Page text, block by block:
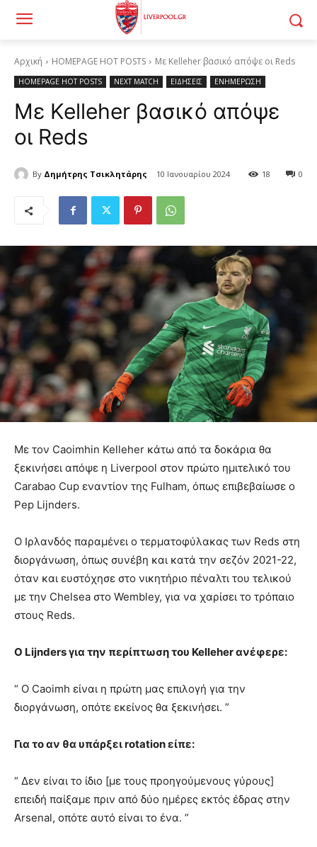
Αρχική HOMEPAGE HOT POSTS Με Kelleher βασικό απόψε οι Reds
HOMEPAGE HOT POSTS NEXT MATCH ΕΙΔΗΣΕΙΣ ΕΝΗΜΕΡΩΣΗ
Με Kelleher βασικό απόψε
οι Reds
By Δημήτρης Τσικλητάρης 10 Ιανουαρίου 2024 0
18
Με τον Caoimhin Kelleher κάτω από τα δοκάρια θα
ξεκινήσει απόψε η Liverpool στον πρώτο ημιτελικό του
Carabao Cup εναντίον της Fulham, όπως επιβεβαίωσε ο
Pep Lijnders.
Ο Ιρλανδός παραμένει ο τερματοφύλακας των Reds στη
διοργάνωση, όπως συνέβη και κατά την σεζόν 2021-22,
όταν και ευστόχησε στο νικητήριο πέναλτι του τελικού
με την Chelsea στο Wembley, για να χαρίσει το τρόπαιο
στους Reds.
Ο Lijnders για την περίπτωση του Kelleher ανέφερε:
“ Ο Caoimh είναι η πρώτη μας επιλογή για την
διοργάνωση, οπότε εκείνος θα ξεκινήσει. ”
Για το αν θα υπάρξει rotation είπε:
“ Δεν είναι το ίδιο [με τους προηγούμενους γύρους]
επειδή παίξαμε πριν από δύο ημέρες εκτός έδρας στην
Arsenal, οπότε αυτό είναι το ένα. ”